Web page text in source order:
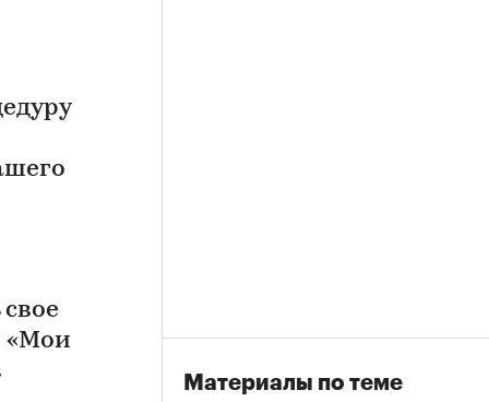
«Мои
Материалы по теме